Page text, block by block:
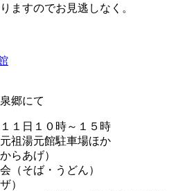
ますのでお見逃しなく。
郷にて
１日１０時～１５時
祖湯元館駐車場ほか
らあげ）
そば・うどん）